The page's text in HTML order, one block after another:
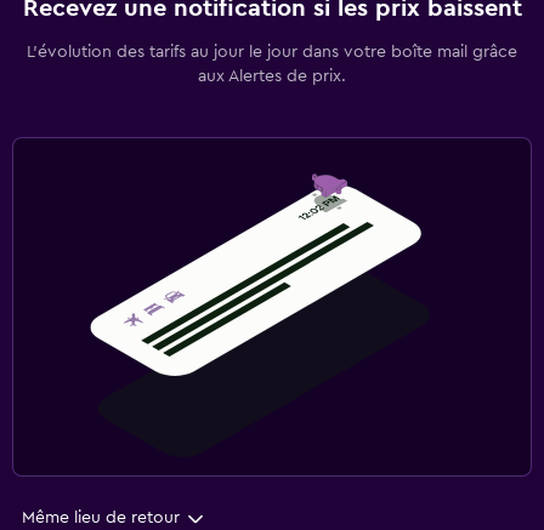
Recevez une notification si les prix baissent
L’évolution des tarifs au jour le jour dans votre boîte mail grâce
aux Alertes de prix.
Même lieu de retour